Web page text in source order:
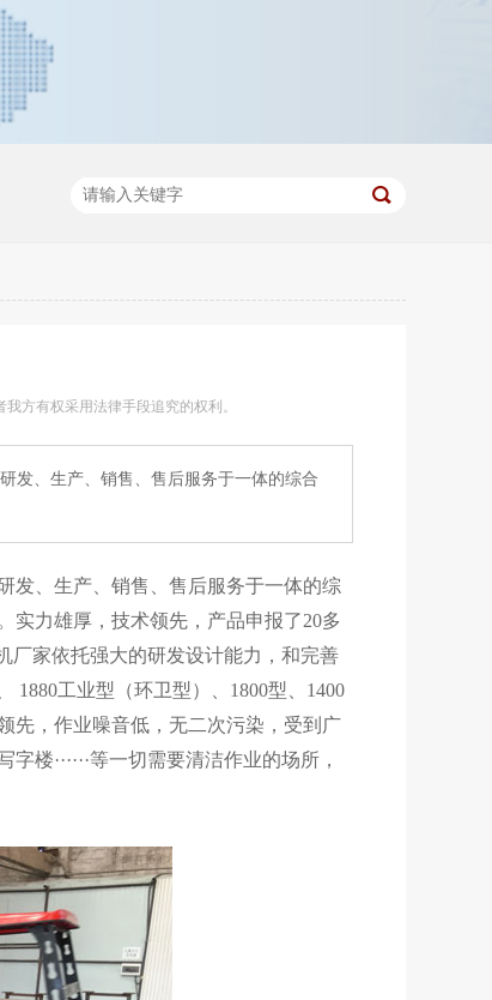
方有权采用法律手段追究的权利。
发、生产、销售、售后服务于一体的综合
、生产、销售、售后服务于一体的综
实力雄厚，技术领先，产品申报了20多
厂家依托强大的研发设计能力，和完善
1880工业型（环卫型）、1800型、1400
先，作业噪音低，无二次污染，受到广
······等一切需要清洁作业的场所，